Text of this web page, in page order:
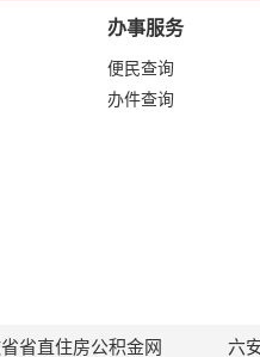
办事服务
便民查询
办件查询
省直住房公积金网 六